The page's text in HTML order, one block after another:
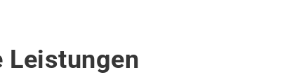
Leistungen